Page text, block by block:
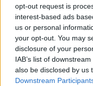
opt-out request is
interest-based ads
us or personal
your opt-out. You may
disclosure of your
IAB’s list of
also be disclosed by us
Downstream
Travis Salway, a